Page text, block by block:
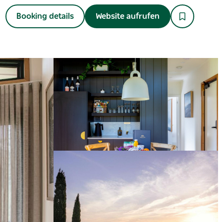
Booking details Website aufrufen